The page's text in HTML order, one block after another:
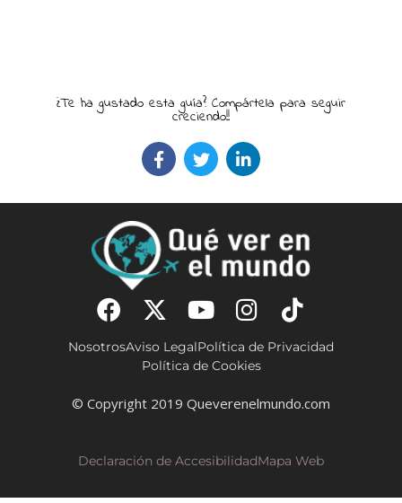
¿Te ha gustado esta guía? Compártela para seguir
creciendo!!
NosotrosAviso LegalPolítica de Privacidad
Política de Cookies
© Copyright 2019 Queverenelmundo.com
Declaración de AccesibilidadMapa Web